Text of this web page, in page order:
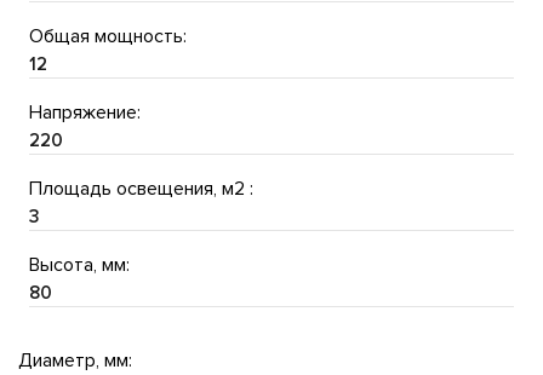
Общая мощность:
12
Напряжение:
220
Площадь освещения, м2 :
3
Высота, мм:
80
Диаметр, мм: